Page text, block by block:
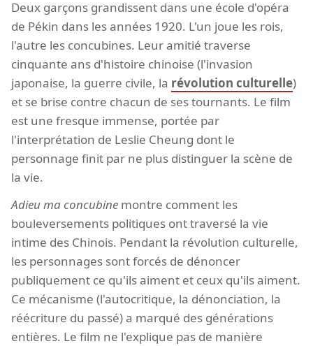
Deux garçons grandissent dans une école d'opéra
de Pékin dans les années 1920. L'un joue les rois,
l'autre les concubines. Leur amitié traverse
cinquante ans d'histoire chinoise (l'invasion
japonaise, la guerre civile, la révolution culturelle)
et se brise contre chacun de ses tournants. Le film
est une fresque immense, portée par
l'interprétation de Leslie Cheung dont le
personnage finit par ne plus distinguer la scène de
la vie.
Adieu ma concubine montre comment les
bouleversements politiques ont traversé la vie
intime des Chinois. Pendant la révolution culturelle,
les personnages sont forcés de dénoncer
publiquement ce qu'ils aiment et ceux qu'ils aiment.
Ce mécanisme (l'autocritique, la dénonciation, la
réécriture du passé) a marqué des générations
entières. Le film ne l'explique pas de manière